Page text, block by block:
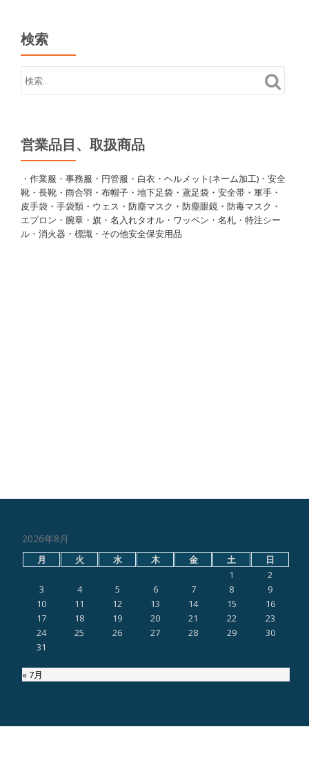
検索
営業品目、取扱商品
・作業服・事務服・円管服・白衣・ヘルメット(ネーム加工)・安全
靴・長靴・雨合羽・布帽子・地下足袋・鳶足袋・安全帯・軍手・
皮手袋・手袋類・ウェス・防塵マスク・防塵眼鏡・防毒マスク・
エプロン・腕章・旗・名入れタオル・ワッペン・名札・特注シー
ル・消火器・標識・その他安全保安用品
2026年8月
月 火 水 木 金 土
日
1
2
3
4 5 6 7 8
9
10
11 12 13 14 15
16
17
18 19 20 21 22
23
24
25 26 27 28 29
30
31
« 7月